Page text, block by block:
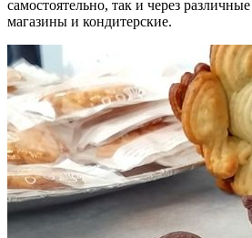
самостоятельно, так и через
магазины и кондитерские.